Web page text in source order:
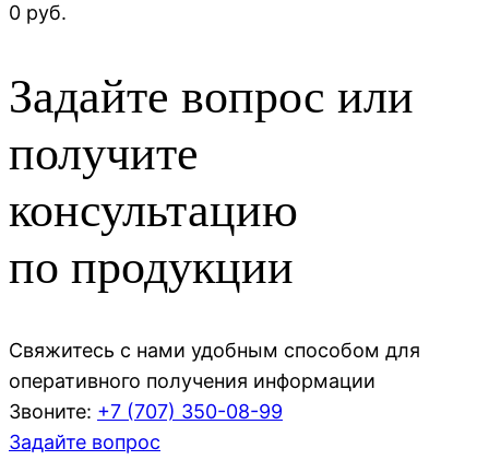
0 руб.
Задайте вопрос или
получите
консультацию
по продукции
Свяжитесь с нами удобным способом для
оперативного получения информации
Звоните: +7 (707) 350-08-99
Задайте вопрос